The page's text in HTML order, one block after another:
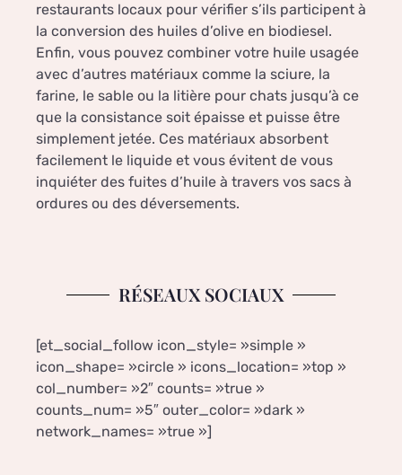
restaurants locaux pour vérifier s’ils participent à
la conversion des huiles d’olive en biodiesel.
Enfin, vous pouvez combiner votre huile usagée
avec d’autres matériaux comme la sciure, la
farine, le sable ou la litière pour chats jusqu’à ce
que la consistance soit épaisse et puisse être
simplement jetée. Ces matériaux absorbent
facilement le liquide et vous évitent de vous
inquiéter des fuites d’huile à travers vos sacs à
ordures ou des déversements.
RÉSEAUX SOCIAUX
[et_social_follow icon_style= »simple »
icon_shape= »circle » icons_location= »top »
col_number= »2″ counts= »true »
counts_num= »5″ outer_color= »dark »
network_names= »true »]